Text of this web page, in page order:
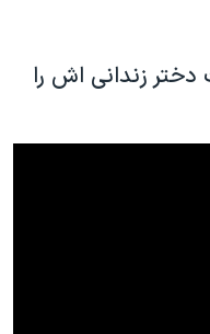
زندانی اش را